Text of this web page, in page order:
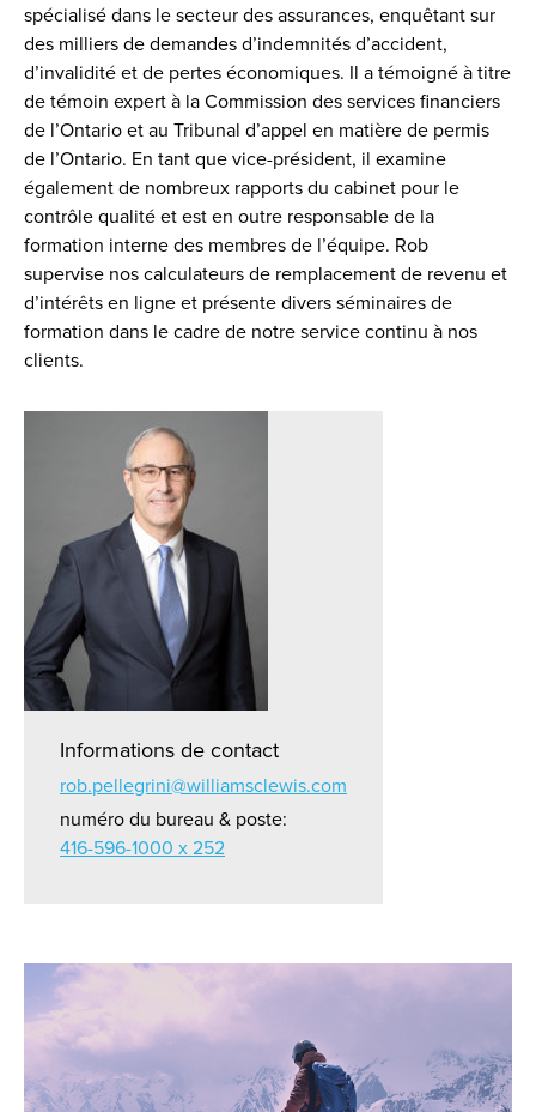
spécialisé dans le secteur des assurances, enquêtant sur
des milliers de demandes d’indemnités d’accident,
d’invalidité et de pertes économiques. Il a témoigné à titre
de témoin expert à la Commission des services financiers
de l’Ontario et au Tribunal d’appel en matière de permis
de l’Ontario. En tant que vice-président, il examine
également de nombreux rapports du cabinet pour le
contrôle qualité et est en outre responsable de la
formation interne des membres de l’équipe. Rob
supervise nos calculateurs de remplacement de revenu et
d’intérêts en ligne et présente divers séminaires de
formation dans le cadre de notre service continu à nos
clients.
Informations de contact
rob.pellegrini@williamsclewis.com
numéro du bureau & poste:
416-596-1000 x 252